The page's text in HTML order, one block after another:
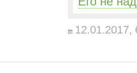
12.01.2017,